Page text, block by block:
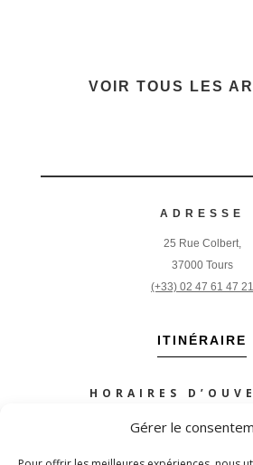
Gérer le
VOIR TOUS LES
ADRESSE
25 Rue Colbert,
37000 Tours
(+33) 02 47 61 47 21
ITINÉRAIRE
HORAIRES
Mardi à samedi :